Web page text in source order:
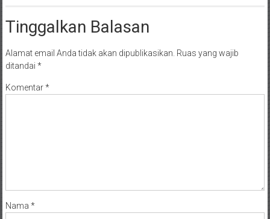
Tinggalkan Balasan
Alamat email Anda tidak akan dipublikasikan. Ruas yang wajib
ditandai *
Komentar*
Nama *